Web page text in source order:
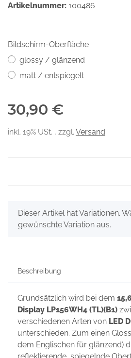
Artikelnummer: 100486
Bildschirm-Oberfläche
glossy / glänzend
matt / entspiegelt
30,90 €
inkl. 19% USt. , zzgl. Versand
x
Dieser Artikel hat Variationen.
gewünschte Variation aus.
Beschreibung
Grundsätzlich wird bei dem
Display LP156WH4 (TL)(B1)
verschiedenen Arten von LED
unterschieden. Zum einen
dem Englischen für glänzend)